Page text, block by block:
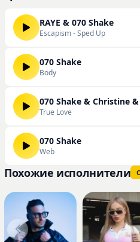
ищущих современные
Исполнительница
собственную базу
подходу к созданию
слушать треки онлайн или
качестве можно на нашем
RAYE & 070 Shake
Escapism - Sped Up
070 Shake
Body
070 Shake & Christine
True Love
070 Shake
Web
Похожие исполнители